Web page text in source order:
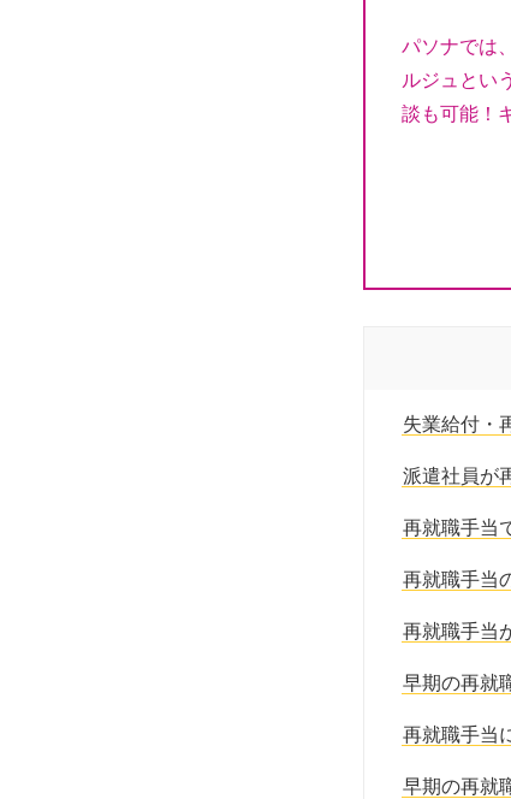
パソナでは
ルジュとい
談も可能！
失業給付・
派遣社員が
再就職手当
再就職手当
再就職手当
早期の再就
再就職手当
早期の再就